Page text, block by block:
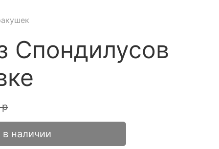
Спондилусов
наличии